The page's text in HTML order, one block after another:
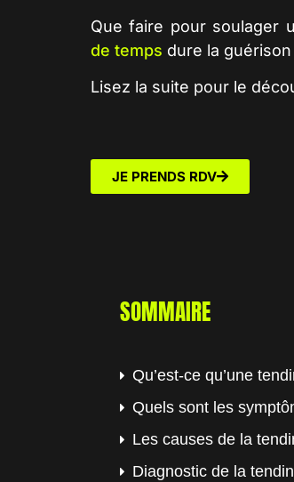
Que faire pour soulager
de temps dure la guérison
Lisez la suite pour le
JE PRENDS RDV
SOMMAIRE
Qu’est-ce qu’une
Quels sont les
Les causes de la
Diagnostic de la